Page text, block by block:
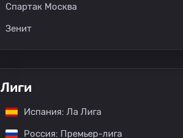
Спартак Москва
Зенит
Лиги
Испания: Ла Лига
Россия: Премьер-лига